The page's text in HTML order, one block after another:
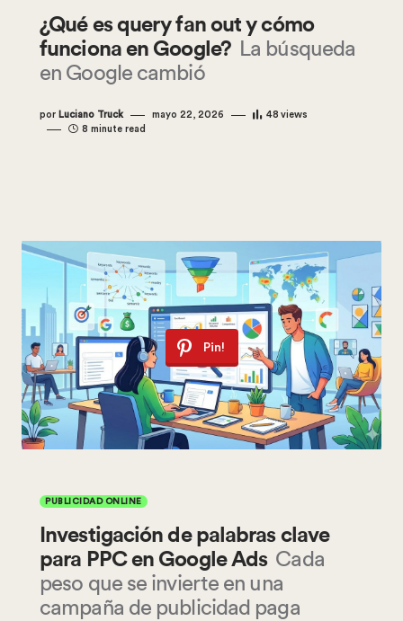
¿Qué es query fan out y cómo
funciona en Google? La búsqueda
en Google cambió
por Luciano Truck mayo 22, 2026 48 views
8 minute read
Pin!
PUBLICIDAD ONLINE
Investigación de palabras clave
para PPC en Google Ads Cada
peso que se invierte en una
campaña de publicidad paga